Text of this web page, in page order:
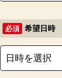
必須 希望日時